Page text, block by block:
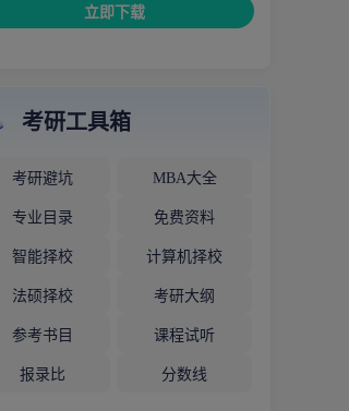
立即下载
考研工具箱
考研避坑 MBA大全
专业目录 免费资料
智能择校 计算机择校
法硕择校 考研大纲
参考书目 课程试听
报录比 分数线